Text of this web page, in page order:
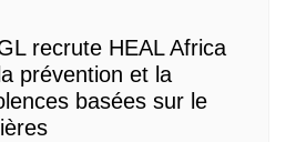
recrute HEAL Africa
prévention et la
basées sur le